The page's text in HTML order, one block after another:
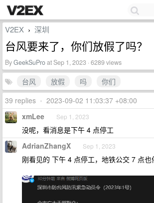
V2EX › 深圳
台风要来了，你们放假了吗？
ByGeekSuProat Sep 1, 2023 · 6289 views
台风 放假 吗
你们
39 replies • 2023-09-02 11:03:37 +08:00
xmLee Sep 1, 2023
没呢，看消息是下午 4 点停工
AdrianZhangX Sep 1, 2023
刚看见的 下午 4 点停工，地铁公交 7 点也